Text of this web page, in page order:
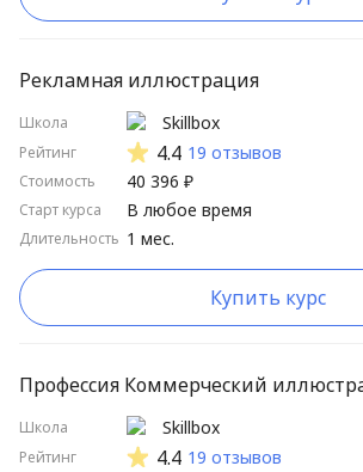
Рекламная иллюстрация
Школа
Рейтинг
Стоимость
Старт курса
Длительность
Skillbox
4.4 19 отзывов
40 396 ₽
1 мес.
В любое время
Купить курс
Профессия Коммерческий
Школа
Рейтинг
Skillbox
4.4 19 отзывов